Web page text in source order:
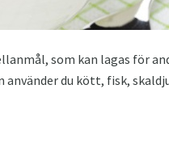
som kan lagas för
du kött, fisk,